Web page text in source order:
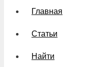
Главная
Статьи
Найти